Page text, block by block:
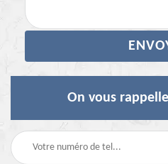
On vous